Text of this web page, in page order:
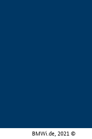
BMWi.de, 2021 ©